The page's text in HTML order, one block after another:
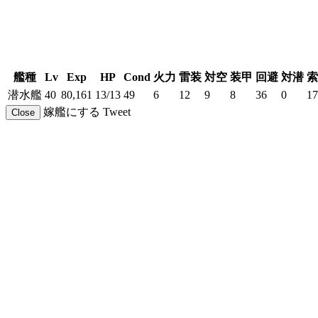
艦種 Lv Exp HP Cond 火力 雷装 対空 装甲 回避 対潜
潜水艦 40 80,161 13/13 49 6 12 9 8 36 0 17
Close 嫁艦にする Tweet